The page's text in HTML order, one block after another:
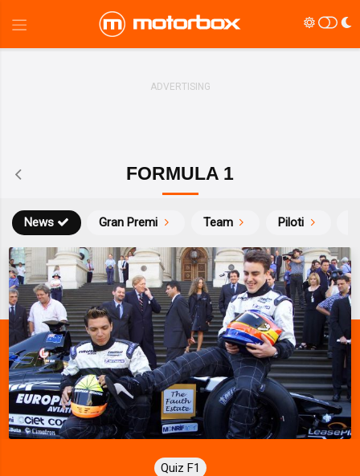
FORMULA 1
News Gran Premi Team Piloti
Quiz F1